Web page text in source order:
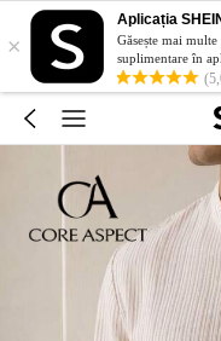
×
Aplicația
Găsește mai
suplimentare în